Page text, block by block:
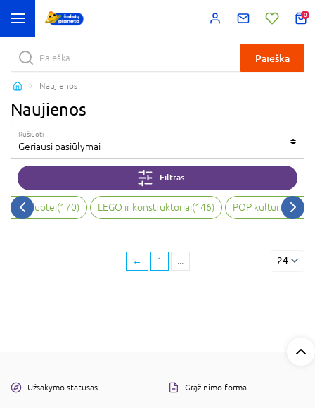
0
Paieška
Naujienos
Naujienos
Rūšiuoti
Geriausi pasiūlymai
Filtras
vaizduotei(170) LEGO ir konstruktoriai(146) POP kultūra ir
← 1 ... 24
Užsakymo statusas Grąžinimo forma